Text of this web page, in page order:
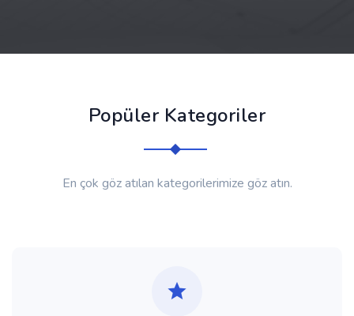
Popüler Kategoriler
En çok göz atılan kategorilerimize göz atın.